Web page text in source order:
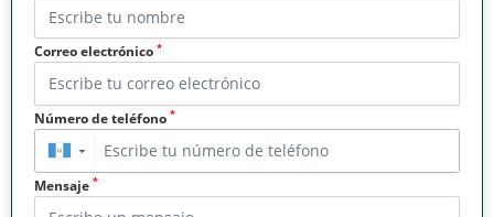
Correo electrónico *
Número de teléfono *
▼
Mensaje *